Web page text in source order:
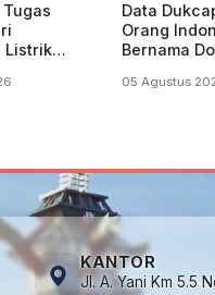
Listrik
Data
Orang
Bernama
05 Agustus
KANTOR
Jl. A. Yani Km 5.5